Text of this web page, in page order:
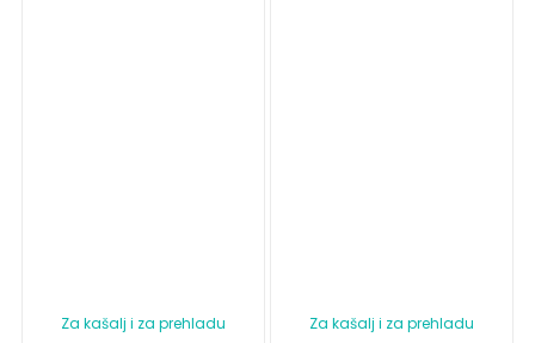
Za kašalj i za prehladu Za kašalj i za prehladu